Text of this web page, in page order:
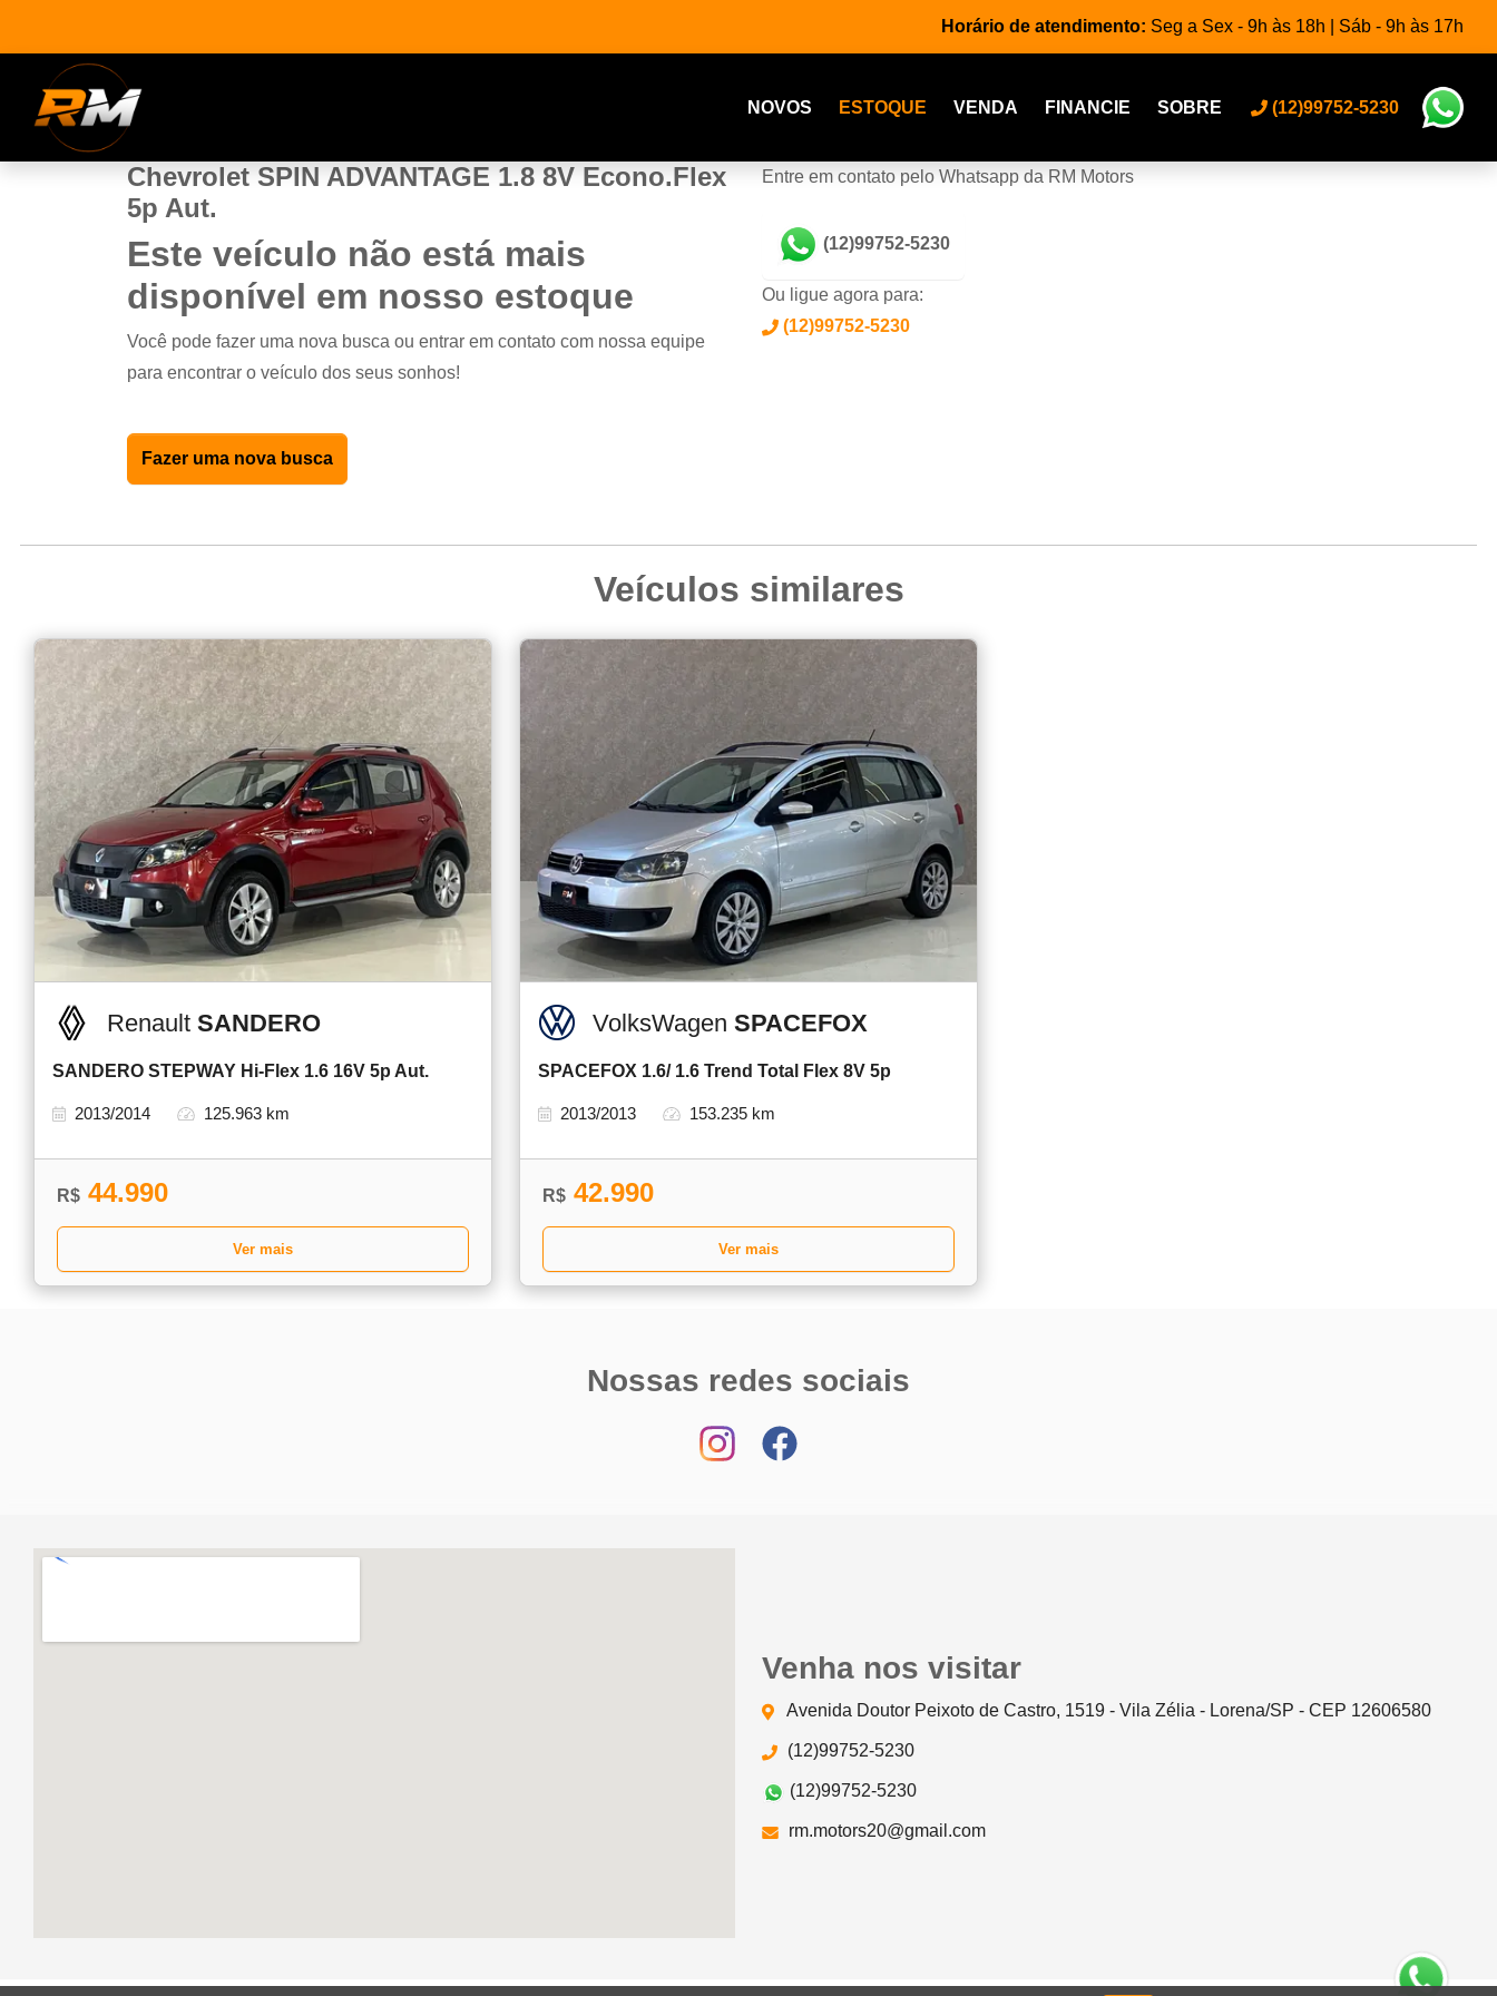
Horário de atendimento: Seg a Sex - 9h às 18h | Sáb - 9h às 17h
NOVOS ESTOQUE VENDA FINANCIE SOBRE (12)99752-5230
Chevrolet SPIN ADVANTAGE 1.8 8V Econo.Flex
5p Aut.
Este veículo não está mais
disponível em nosso estoque
Você pode fazer uma nova busca ou entrar em contato com nossa equipe
para encontrar o veículo dos seus sonhos!
Fazer uma nova busca
Entre em contato pelo Whatsapp da RM Motors
(12)99752-5230
Ou ligue agora para:
(12)99752-5230
Veículos similares
Renault SANDERO
SANDERO STEPWAY Hi-Flex 1.6 16V 5p Aut.
2013/2014 125.963 km
R$ 44.990
Ver mais
VolksWagen SPACEFOX
SPACEFOX 1.6/ 1.6 Trend Total Flex 8V 5p
2013/2013 153.235 km
R$ 42.990
Ver mais
Nossas redes sociais
Venha nos visitar
Avenida Doutor Peixoto de Castro, 1519 - Vila Zélia - Lorena/SP - CEP 12606580
(12)99752-5230
(12)99752-5230
rm.motors20@gmail.com